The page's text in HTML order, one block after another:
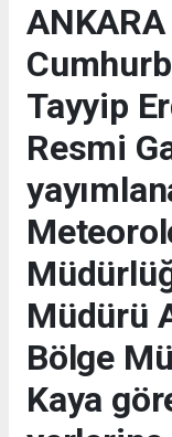
Tayyip
Resmi
Müdürü
Bölge
Kaya